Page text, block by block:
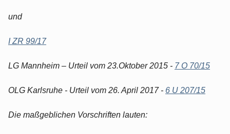
und
I ZR 99/17
LG Mannheim – Urteil vom 23.Oktober 2015 - 7 O 70/15
OLG Karlsruhe - Urteil vom 26. April 2017 - 6 U 207/15
Die maßgeblichen Vorschriften lauten: